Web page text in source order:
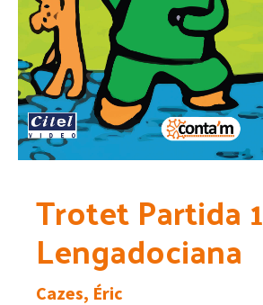
Trotet Partida 1
Lengadociana
Cazes, Éric